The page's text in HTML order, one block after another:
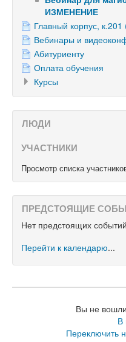
ИЗМЕНЕНИЕ
Главный корпус, к.201
Вебинары и
Абитуриенту
Оплата обучения
Курсы
ЛЮДИ
УЧАСТНИКИ
Просмотр списка
ПРЕДСТОЯЩИЕ
Нет предстоящих событий
Перейти к календарю...
Вы не
В
Переключить